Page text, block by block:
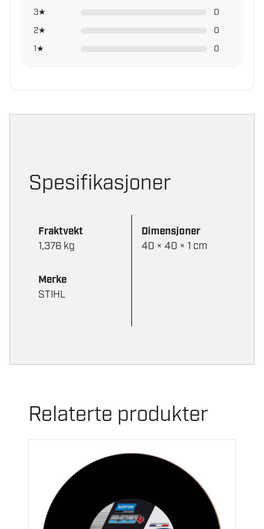
3★
0
2★
0
1★
0
Spesifikasjoner
Fraktvekt
1,376 kg
Dimensjoner
40 × 40 × 1 cm
Merke
STIHL
Relaterte produkter